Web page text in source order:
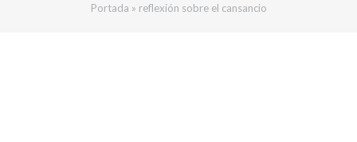
Portada » reflexión sobre el cansancio